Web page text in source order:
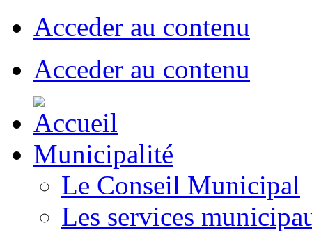
Acceder au contenu
Acceder au contenu
Municipalité
Le Conseil Municipal
Les services